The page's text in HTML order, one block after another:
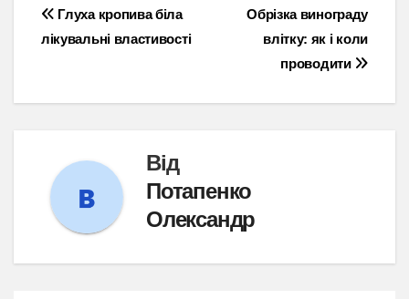
Навігація
записів
Обрізка винограду
влітку: як і коли
проводити
Глуха кропива біла
лікувальні властивості
Від
Потапенко
Олександр